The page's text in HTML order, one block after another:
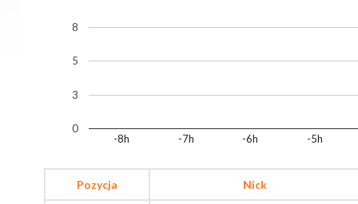
-8h -7h -6h -5h
0
3
5
8
Pozycja Nick